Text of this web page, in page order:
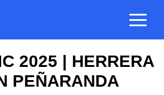
2025 | HERRERA
PEÑARANDA